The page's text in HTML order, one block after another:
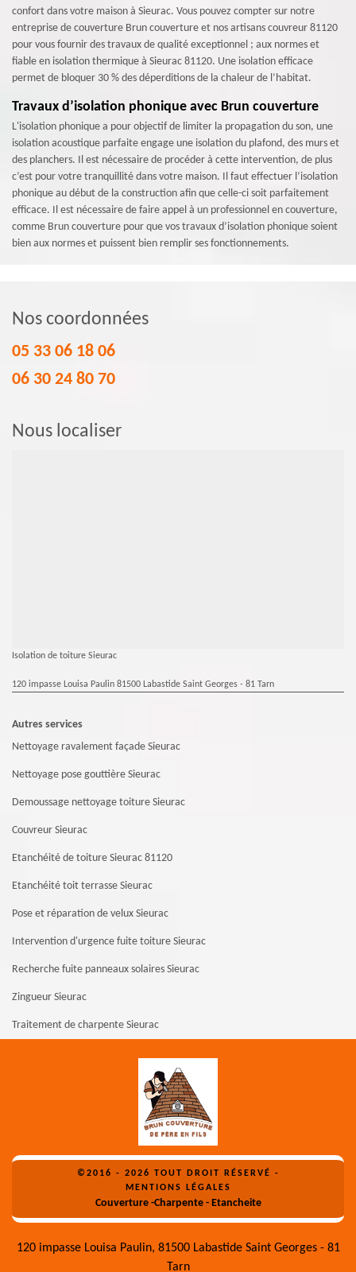
confort dans votre maison à Sieurac. Vous pouvez compter sur notre
entreprise de couverture Brun couverture et nos artisans couvreur 81120
pour vous fournir des travaux de qualité exceptionnel ; aux normes et
fiable en isolation thermique à Sieurac 81120. Une isolation efficace
permet de bloquer 30 % des déperditions de la chaleur de l’habitat.
Travaux d’isolation phonique avec Brun couverture
L'isolation phonique a pour objectif de limiter la propagation du son, une
isolation acoustique parfaite engage une isolation du plafond, des murs et
des planchers. Il est nécessaire de procéder à cette intervention, de plus
c’est pour votre tranquillité dans votre maison. Il faut effectuer l’isolation
phonique au début de la construction afin que celle-ci soit parfaitement
efficace. Il est nécessaire de faire appel à un professionnel en couverture,
comme Brun couverture pour que vos travaux d’isolation phonique soient
bien aux normes et puissent bien remplir ses fonctionnements.
Nos coordonnées
05 33 06 18 06
06 30 24 80 70
Nous localiser
Isolation de toiture Sieurac
120 impasse Louisa Paulin 81500 Labastide Saint Georges - 81 Tarn
Autres services
Nettoyage ravalement façade Sieurac
Nettoyage pose gouttière Sieurac
Demoussage nettoyage toiture Sieurac
Couvreur Sieurac
Etanchéité de toiture Sieurac 81120
Etanchéité toit terrasse Sieurac
Pose et réparation de velux Sieurac
Intervention d'urgence fuite toiture Sieurac
Recherche fuite panneaux solaires Sieurac
Zingueur Sieurac
Traitement de charpente Sieurac
©2016 - 2026 TOUT DROIT RÉSERVÉ -
MENTIONS LÉGALES
Couverture -Charpente - Etancheite
120 impasse Louisa Paulin, 81500 Labastide Saint Georges - 81
Tarn